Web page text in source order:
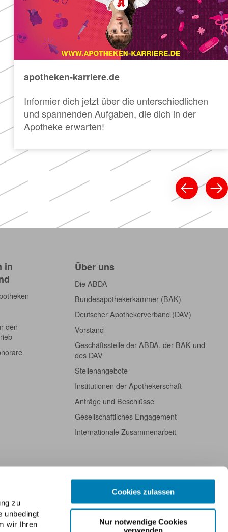
zu
unbedingt
wir Ihren
Cookies zulassen
Nur notwendige Cookies
verwenden
apotheken-karriere.de
Informier dich jetzt über die unterschiedlichen
und spannenden Aufgaben, die dich in der
Apotheke erwarten!
in
den
Über uns
Die ABDA
Bundesapothekerkammer (BAK)
Deutscher Apothekerverband (DAV)
Vorstand
Geschäftsstelle der ABDA, der BAK und
des DAV
Stellenangebote
Institutionen der Apothekerschaft
Anträge und Beschlüsse
Gesellschaftliches Engagement
Internationale Zusammenarbeit